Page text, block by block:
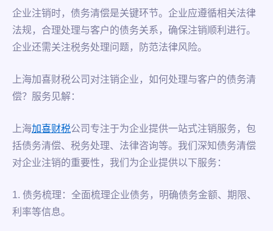
企业注销时，债务清偿是关键环节。企业应遵循相关法律
法规，合理处理与客户的债务关系，确保注销顺利进行。
企业还需关注税务处理问题，防范法律风险。
上海加喜财税公司对注销企业，如何处理与客户的债务清
偿？服务见解：
上海加喜财税公司专注于为企业提供一站式注销服务，包
括债务清偿、税务处理、法律咨询等。我们深知债务清偿
对企业注销的重要性，我们为企业提供以下服务：
1. 债务梳理：全面梳理企业债务，明确债务金额、期限、
利率等信息。